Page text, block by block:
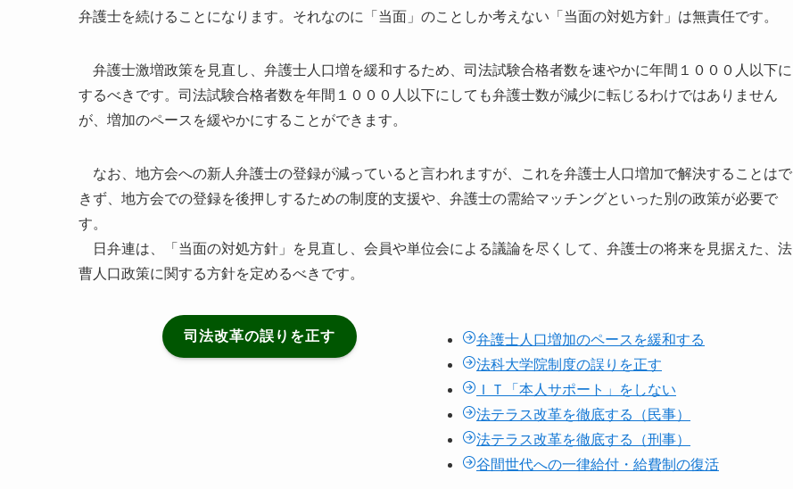
弁護士を続けることになります。それなのに「当面」のことしか考えない「当面の対処方針」は無責任です。
弁護士激増政策を見直し、弁護士人口増を緩和するため、司法試験合格者数を速やかに年間１０００人以下に
するべきです。司法試験合格者数を年間１０００人以下にしても弁護士数が減少に転じるわけではありません
が、増加のペースを緩やかにすることができます。
なお、地方会への新人弁護士の登録が減っていると言われますが、これを弁護士人口増加で解決することはで
きず、地方会での登録を後押しするための制度的支援や、弁護士の需給マッチングといった別の政策が必要で
す。
日弁連は、「当面の対処方針」を見直し、会員や単位会による議論を尽くして、弁護士の将来を見据えた、法
曹人口政策に関する方針を定めるべきです。
司法改革の誤りを正す
弁護士人口増加のペースを緩和する
法科大学院制度の誤りを正す
ＩＴ「本人サポート」をしない
法テラス改革を徹底する（民事）
法テラス改革を徹底する（刑事）
谷間世代への一律給付・給費制の復活